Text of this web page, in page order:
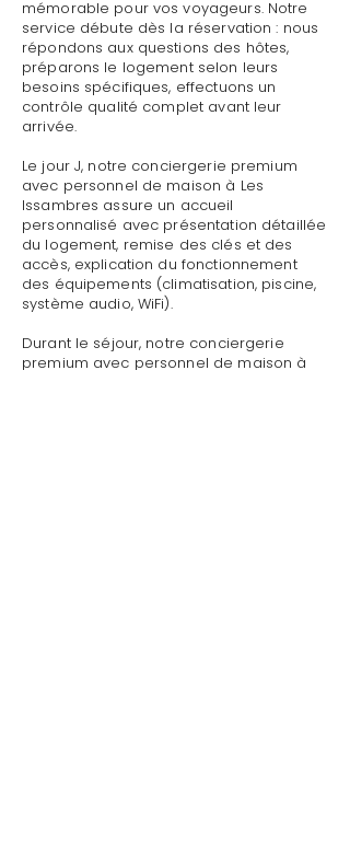
mémorable pour vos voyageurs. Notre
service débute dès la réservation : nous
répondons aux questions des hôtes,
préparons le logement selon leurs
besoins spécifiques, effectuons un
contrôle qualité complet avant leur
arrivée.
Le jour J, notre conciergerie premium
avec personnel de maison à Les
Issambres assure un accueil
personnalisé avec présentation détaillée
du logement, remise des clés et des
accès, explication du fonctionnement
des équipements (climatisation, piscine,
système audio, WiFi).
Durant le séjour, notre conciergerie
premium avec personnel de maison à